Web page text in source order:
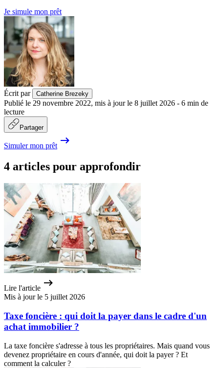
Je simule mon prêt
Écrit par Catherine Brezeky
Publié le 29 novembre 2022, mis à jour le 8 juillet 2026 - 6 min de
lecture
Partager
Simuler mon prêt
4 articles pour approfondir
Lire l'article
Mis à jour le 5 juillet 2026
Taxe foncière : qui doit la payer dans le cadre d'un
achat immobilier ?
La taxe foncière s'adresse à tous les propriétaires. Mais quand vous
devenez propriétaire en cours d'année, qui doit la payer ? Et
comment la calculer ?